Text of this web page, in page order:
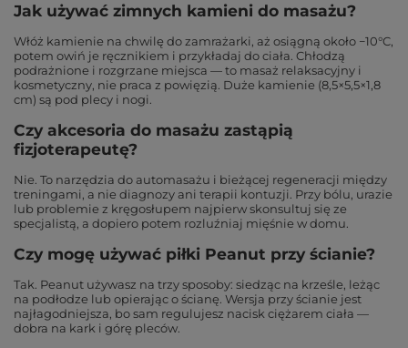
Jak używać zimnych kamieni do masażu?
Włóż kamienie na chwilę do zamrażarki, aż osiągną około −10°C,
potem owiń je ręcznikiem i przykładaj do ciała. Chłodzą
podrażnione i rozgrzane miejsca — to masaż relaksacyjny i
kosmetyczny, nie praca z powięzią. Duże kamienie (8,5×5,5×1,8
cm) są pod plecy i nogi.
Czy akcesoria do masażu zastąpią
fizjoterapeutę?
Nie. To narzędzia do automasażu i bieżącej regeneracji między
treningami, a nie diagnozy ani terapii kontuzji. Przy bólu, urazie
lub problemie z kręgosłupem najpierw skonsultuj się ze
specjalistą, a dopiero potem rozluźniaj mięśnie w domu.
Czy mogę używać piłki Peanut przy ścianie?
Tak. Peanut używasz na trzy sposoby: siedząc na krześle, leżąc
na podłodze lub opierając o ścianę. Wersja przy ścianie jest
najłagodniejsza, bo sam regulujesz nacisk ciężarem ciała —
dobra na kark i górę pleców.